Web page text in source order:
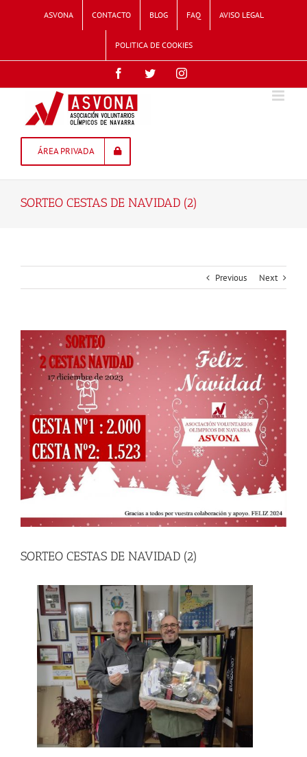
ASVONA CONTACTO BLOG FAQ AVISO LEGAL
POLITICA DE COOKIES
FacebookTwitterInstagram
ÁREA PRIVADA
SORTEO CESTAS DE NAVIDAD (2)
Previous Next
View
Larger
Image
SORTEO CESTAS DE NAVIDAD (2)